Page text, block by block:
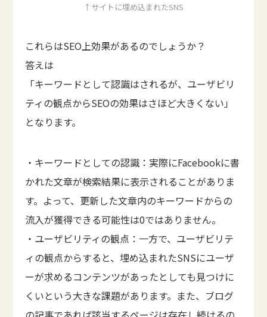
↑サイトに埋め込まれたSNS
これらはSEO上効果があるのでしょうか？
答えは
「キーワードとして認識はされるが、ユーザビリ
ティの観点からSEOの効果はさほど大きくない」
となります。
・キーワードとしての認識：実際にFacebookに書
かれた文章が検索結果に表示されることがありま
す。よって、更新した文章内のキーワードからの
流入が獲得できる可能性は0ではありません。
・ユーザビリティの観点：一方で、ユーザビリテ
ィの観点からすると、埋め込まれたSNSにユーザ
ーが求めるコンテンツがあったとしても見つけに
くいという大きな課題があります。また、ブログ